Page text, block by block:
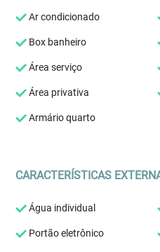
Ar condicionado
Box banheiro
Área serviço
Área privativa
Armário quarto
CARACTERÍSTICAS
Água individual
Portão eletrônico